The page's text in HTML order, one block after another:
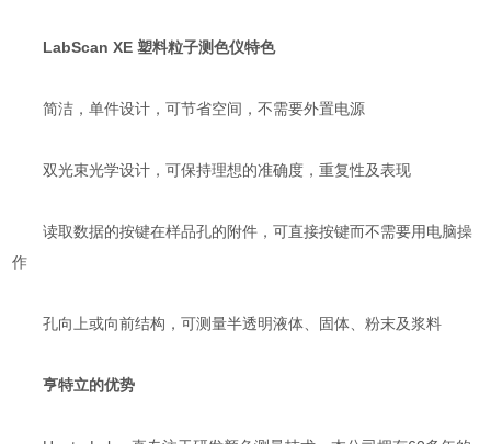
LabScan XE 塑料粒子测色仪特色
简洁，单件设计，可节省空间，不需要外置电源
双光束光学设计，可保持理想的准确度，重复性及表现
读取数据的按键在样品孔的附件，可直接按键而不需要用电脑操
作
孔向上或向前结构，可测量半透明液体、固体、粉末及浆料
亨特立的优势